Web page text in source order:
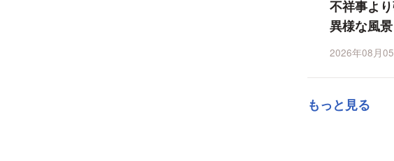
不祥事よ
異様な風景
2026年08月
もっと見る